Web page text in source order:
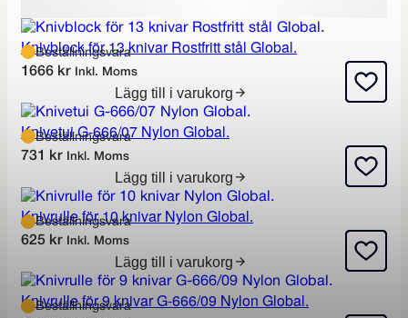
Knivblock för 13 knivar Rostfritt stål Global.
Beställningsvara
1666 kr Inkl. Moms
Lägg till i varukorg
Knivetui G-666/07 Nylon Global.
Beställningsvara
731 kr Inkl. Moms
Lägg till i varukorg
Knivrulle för 10 knivar Nylon Global.
Beställningsvara
625 kr Inkl. Moms
Lägg till i varukorg
Knivrulle för 9 knivar G-666/09 Nylon Global.
Beställningsvara